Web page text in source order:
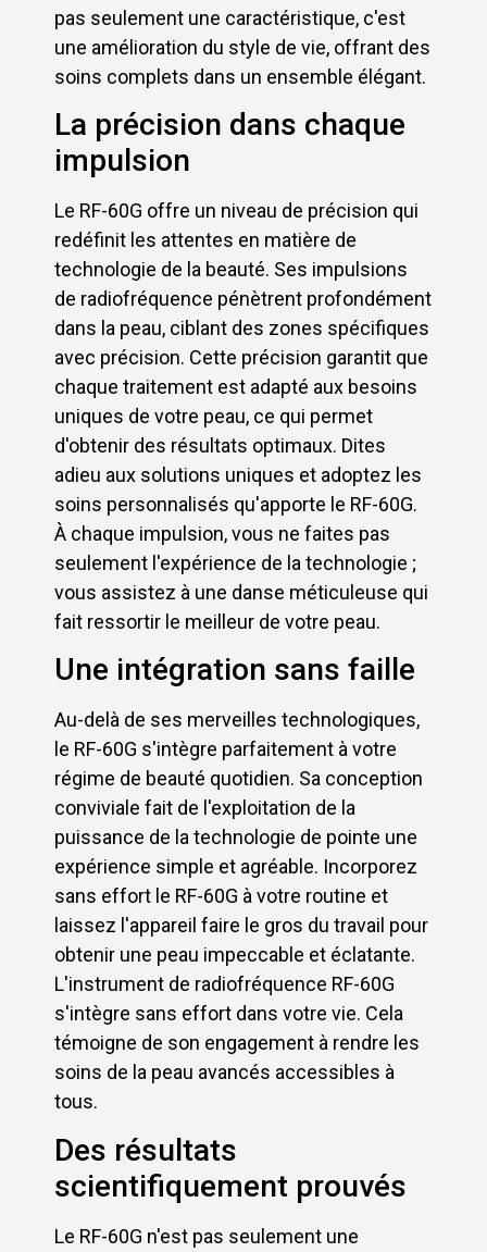
pas seulement une caractéristique, c'est
une amélioration du style de vie, offrant des
soins complets dans un ensemble élégant.
La précision dans chaque
impulsion
Le RF-60G offre un niveau de précision qui
redéfinit les attentes en matière de
technologie de la beauté. Ses impulsions
de radiofréquence pénètrent profondément
dans la peau, ciblant des zones spécifiques
avec précision. Cette précision garantit que
chaque traitement est adapté aux besoins
uniques de votre peau, ce qui permet
d'obtenir des résultats optimaux. Dites
adieu aux solutions uniques et adoptez les
soins personnalisés qu'apporte le RF-60G.
À chaque impulsion, vous ne faites pas
seulement l'expérience de la technologie ;
vous assistez à une danse méticuleuse qui
fait ressortir le meilleur de votre peau.
Une intégration sans faille
Au-delà de ses merveilles technologiques,
le RF-60G s'intègre parfaitement à votre
régime de beauté quotidien. Sa conception
conviviale fait de l'exploitation de la
puissance de la technologie de pointe une
expérience simple et agréable. Incorporez
sans effort le RF-60G à votre routine et
laissez l'appareil faire le gros du travail pour
obtenir une peau impeccable et éclatante.
L'instrument de radiofréquence RF-60G
s'intègre sans effort dans votre vie. Cela
témoigne de son engagement à rendre les
soins de la peau avancés accessibles à
tous.
Des résultats
scientifiquement prouvés
Le RF-60G n'est pas seulement une